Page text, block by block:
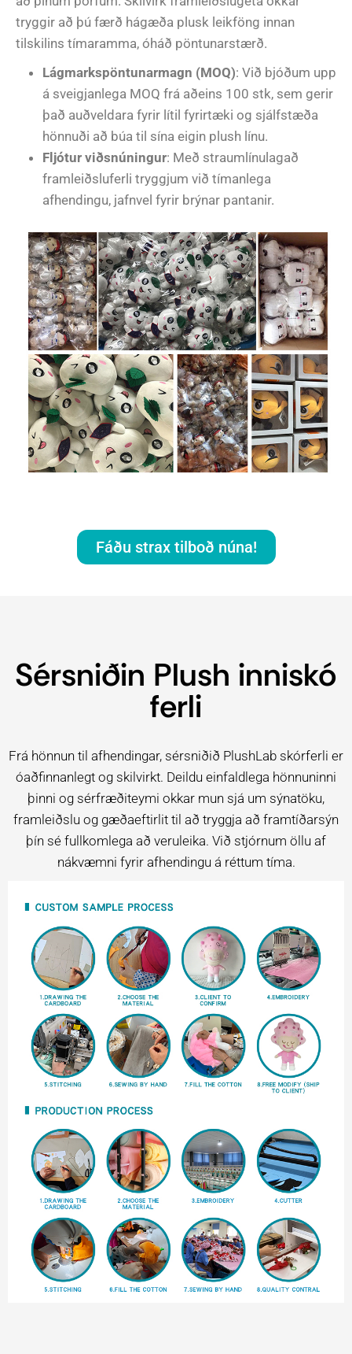
tryggir að þú færð hágæða plusk leikföng innan
tilskilins tímaramma, óháð pöntunarstærð.
Lágmarkspöntunarmagn (MOQ): Við bjóðum upp
á sveigjanlega MOQ frá aðeins 100 stk, sem gerir
það auðveldara fyrir lítil fyrirtæki og sjálfstæða
hönnuði að búa til sína eigin plush línu.
Fljótur viðsnúningur: Með straumlínulagað
framleiðsluferli tryggjum við tímanlega
afhendingu, jafnvel fyrir brýnar pantanir.
Fáðu strax tilboð núna!
Sérsniðin Plush inniskó
ferli
Frá hönnun til afhendingar, sérsniðið PlushLab skórferli er
óaðfinnanlegt og skilvirkt. Deildu einfaldlega hönnuninni
þinni og sérfræðiteymi okkar mun sjá um sýnatöku,
framleiðslu og gæðaeftirlit til að tryggja að framtíðarsýn
þín sé fullkomlega að veruleika. Við stjórnum öllu af
nákvæmni fyrir afhendingu á réttum tíma.